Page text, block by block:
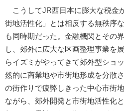
こうしてJR西日本に膨大な税金
街地活性化」とは相反する無秩序
も同時期だった。金融機関とその
し、郊外に広大な区画整理事業を
らイズミがやってきて郊外型ショ
然的に商業地や市街地形成を分散
の街作りで疲弊しきった中心市街
ながら、郊外開発と市街地活性化